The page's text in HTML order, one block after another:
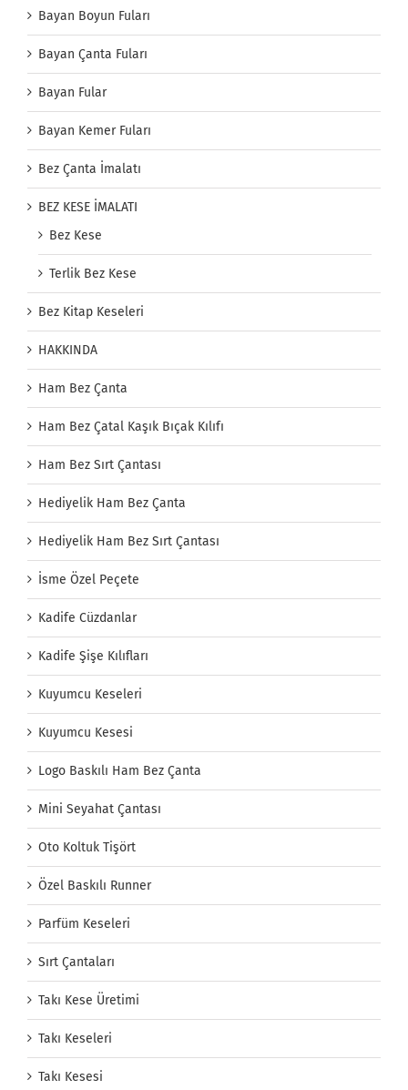
Bayan Boyun Fuları
Bayan Çanta Fuları
Bayan Fular
Bayan Kemer Fuları
Bez Çanta İmalatı
BEZ KESE İMALATI
Bez Kese
Terlik Bez Kese
Bez Kitap Keseleri
HAKKINDA
Ham Bez Çanta
Ham Bez Çatal Kaşık Bıçak Kılıfı
Ham Bez Sırt Çantası
Hediyelik Ham Bez Çanta
Hediyelik Ham Bez Sırt Çantası
İsme Özel Peçete
Kadife Cüzdanlar
Kadife Şişe Kılıfları
Kuyumcu Keseleri
Kuyumcu Kesesi
Logo Baskılı Ham Bez Çanta
Mini Seyahat Çantası
Oto Koltuk Tişört
Özel Baskılı Runner
Parfüm Keseleri
Sırt Çantaları
Takı Kese Üretimi
Takı Keseleri
Takı Kesesi